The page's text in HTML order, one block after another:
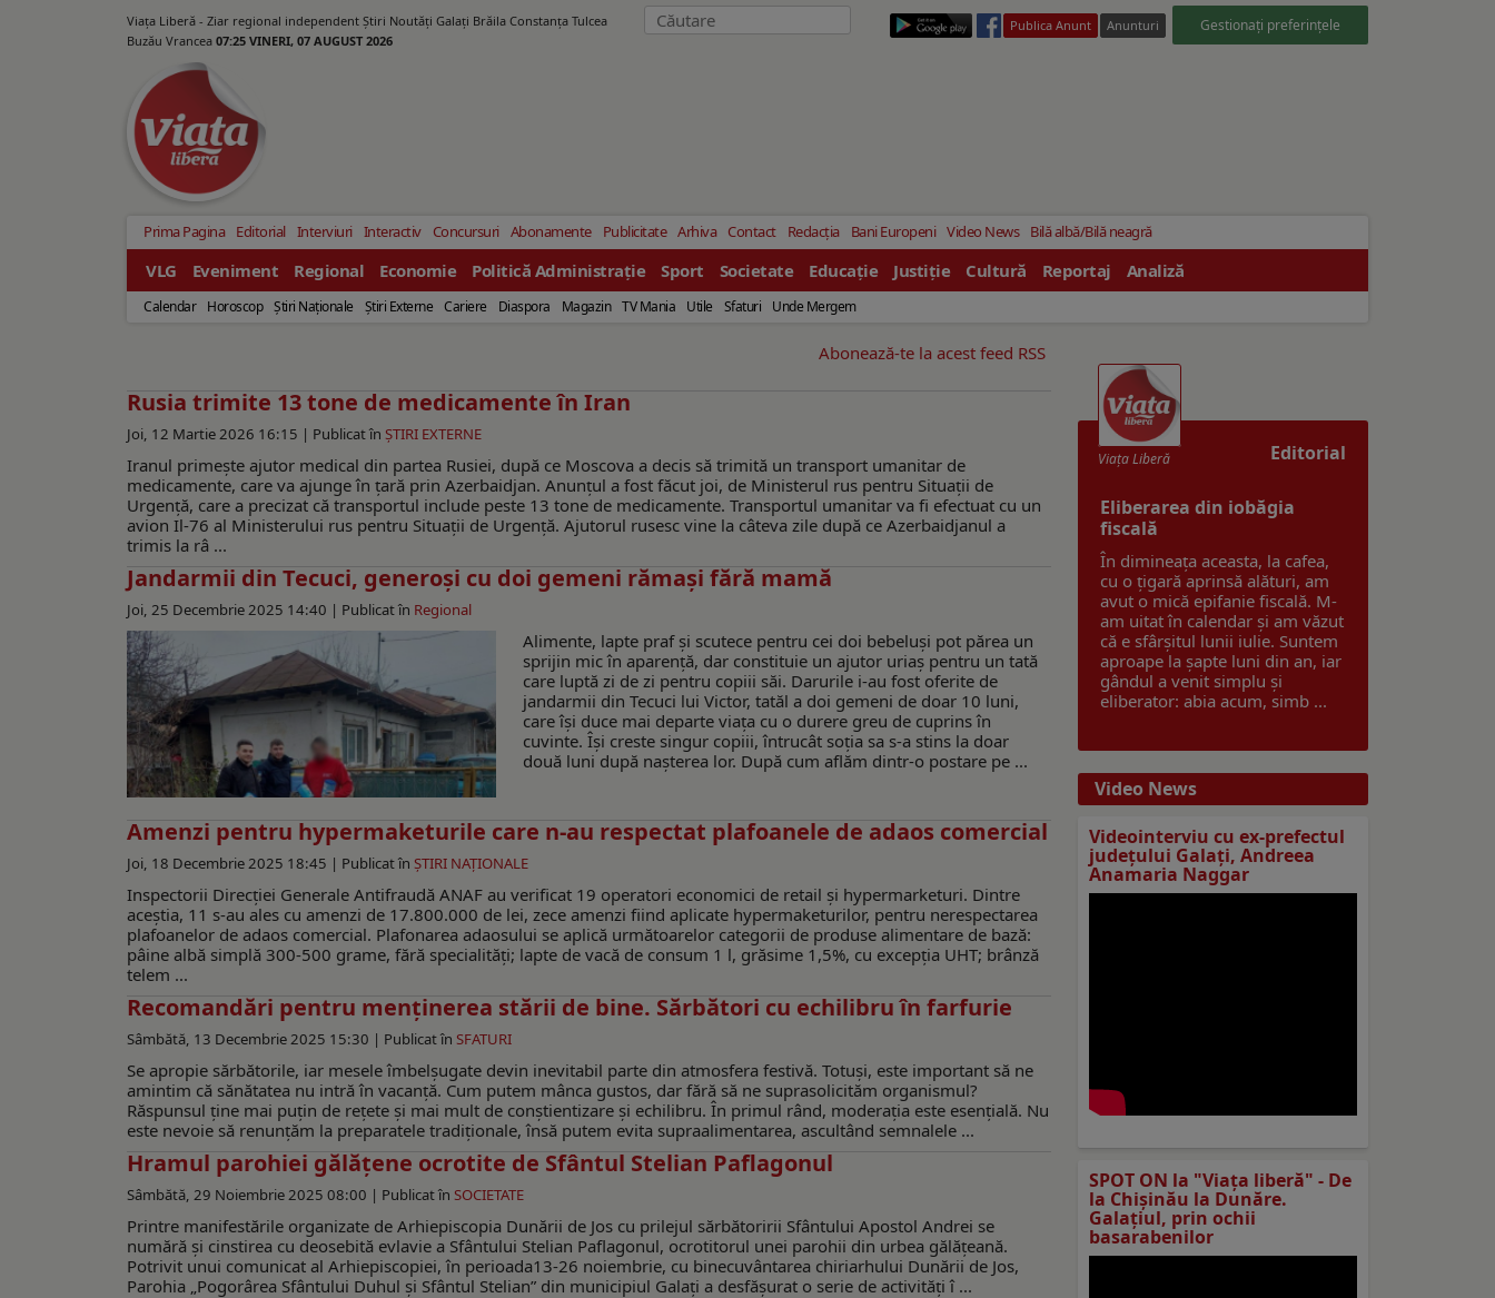
Viața Liberă - Ziar regional independent Știri Noutăți Galaţi Brăila Constanţa Tulcea
Buzău Vrancea 07:25 VINERI, 07 AUGUST 2026
Publica Anunt Anunturi Gestionați preferințele
Prima Pagina Editorial Interviuri Interactiv Concursuri Abonamente Publicitate Arhiva Contact Redacția Bani Europeni Video News Bilă albă/Bilă neagră
VLG Eveniment Regional Economie Politică Administrație Sport Societate Educație Justiție Cultură Reportaj Analiză
Calendar Horoscop Ştiri Naţionale Ştiri Externe Cariere Diaspora Magazin TV Mania Utile Sfaturi Unde Mergem
Abonează-te la acest feed RSS
Rusia trimite 13 tone de medicamente în Iran
Joi, 12 Martie 2026 16:15 | Publicat în ŞTIRI EXTERNE
Iranul primește ajutor medical din partea Rusiei, după ce Moscova a decis să trimită un transport umanitar de
medicamente, care va ajunge în țară prin Azerbaidjan. Anunțul a fost făcut joi, de Ministerul rus pentru Situații de
Urgență, care a precizat că transportul include peste 13 tone de medicamente. Transportul umanitar va fi efectuat cu un
avion Il-76 al Ministerului rus pentru Situații de Urgență. Ajutorul rusesc vine la câteva zile după ce Azerbaidjanul a
trimis la râ ...
Jandarmii din Tecuci, generoşi cu doi gemeni rămaşi fără mamă
Joi, 25 Decembrie 2025 14:40 | Publicat în Regional
Alimente, lapte praf și scutece pentru cei doi bebeluși pot părea un
sprijin mic în aparență, dar constituie un ajutor uriaș pentru un tată
care luptă zi de zi pentru copiii săi. Darurile i-au fost oferite de
jandarmii din Tecuci lui Victor, tatăl a doi gemeni de doar 10 luni,
care își duce mai departe viața cu o durere greu de cuprins în
cuvinte. Își creste singur copiii, întrucât soția sa s-a stins la doar
două luni după nașterea lor. După cum aflăm dintr-o postare pe ...
Amenzi pentru hypermaketurile care n-au respectat plafoanele de adaos comercial
Joi, 18 Decembrie 2025 18:45 | Publicat în ŞTIRI NAŢIONALE
Inspectorii Direcției Generale Antifraudă ANAF au verificat 19 operatori economici de retail și hypermarketuri. Dintre
aceștia, 11 s-au ales cu amenzi de 17.800.000 de lei, zece amenzi fiind aplicate hypermaketurilor, pentru nerespectarea
plafoanelor de adaos comercial. Plafonarea adaosului se aplică următoarelor categorii de produse alimentare de bază:
pâine albă simplă 300-500 grame, fără specialităţi; lapte de vacă de consum 1 l, grăsime 1,5%, cu excepţia UHT; brânză
telem ...
Recomandări pentru menținerea stării de bine. Sărbători cu echilibru în farfurie
Sâmbătă, 13 Decembrie 2025 15:30 | Publicat în SFATURI
Se apropie sărbătorile, iar mesele îmbelșugate devin inevitabil parte din atmosfera festivă. Totuși, este important să ne
amintim că sănătatea nu intră în vacanță. Cum putem mânca gustos, dar fără să ne suprasolicităm organismul?
Răspunsul ține mai puțin de rețete și mai mult de conștientizare și echilibru. În primul rând, moderația este esențială. Nu
este nevoie să renunțăm la preparatele tradiționale, însă putem evita supraalimentarea, ascultând semnalele ...
Hramul parohiei gălăţene ocrotite de Sfântul Stelian Paflagonul
Sâmbătă, 29 Noiembrie 2025 08:00 | Publicat în SOCIETATE
Printre manifestările organizate de Arhiepiscopia Dunării de Jos cu prilejul sărbătoririi Sfântului Apostol Andrei se
numără şi cinstirea cu deosebită evlavie a Sfântului Stelian Paflagonul, ocrotitorul unei parohii din urbea gălăţeană.
Potrivit unui comunicat al Arhiepiscopiei, în perioada13-26 noiembrie, cu binecuvântarea chiriarhului Dunării de Jos,
Parohia „Pogorârea Sfântului Duhul şi Sfântul Stelian” din municipiul Galaţi a desfăşurat o serie de activităţi î ...
Editorial
Viaţa Liberă
Eliberarea din iobăgia
fiscală
În dimineața aceasta, la cafea,
cu o țigară aprinsă alături, am
avut o mică epifanie fiscală. M-
am uitat în calendar și am văzut
că e sfârșitul lunii iulie. Suntem
aproape la șapte luni din an, iar
gândul a venit simplu și
eliberator: abia acum, simb ...
Video News
Videointerviu cu ex-prefectul
judeţului Galaţi, Andreea
Anamaria Naggar
SPOT ON la "Viaţa liberă" - De
la Chișinău la Dunăre.
Galațiul, prin ochii
basarabenilor